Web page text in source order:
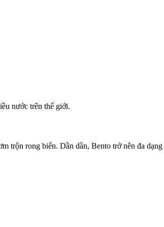
nước trên thế giới.
trộn rong biển. Dần dần, Bento trở nên đa